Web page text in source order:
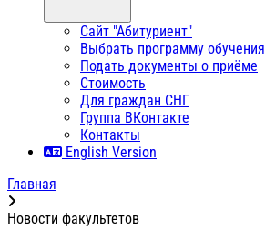
Сайт "Абитуриент"
Выбрать программу обучения
Подать документы о приёме
Стоимость
Для граждан СНГ
Группа ВКонтакте
Контакты
English Version
Главная
Новости факультетов